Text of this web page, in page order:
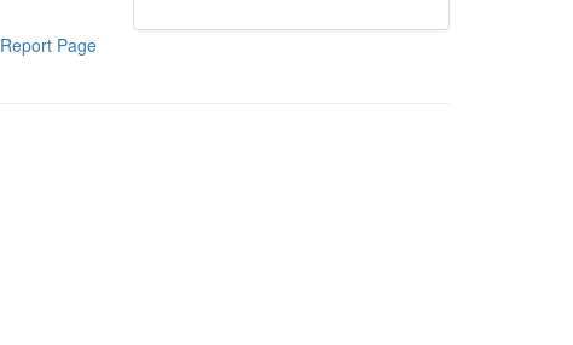
Report Page